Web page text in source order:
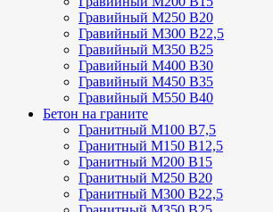
Гравийный М250 В20
Гравийный М300 В22,5
Гравийный М350 В25
Гравийный М400 В30
Гравийный М450 В35
Гравийный М550 В40
Бетон на граните
Гранитный М100 В7,5
Гранитный М150 В12,5
Гранитный М200 В15
Гранитный М250 В20
Гранитный М300 В22,5